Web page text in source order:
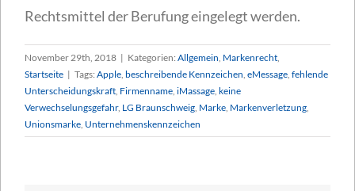
Rechtsmittel der Berufung eingelegt werden.
November 29th, 2018 | Kategorien: Allgemein Markenrecht
Startseite | Tags: Apple beschreibende Kennzeichen eMessage fehlende
Unterscheidungskraft Firmenname iMassage keine
Verwechselungsgefahr, LG Braunschweig Marke Markenverletzung
Unionsmarke Unternehmenskennzeichen